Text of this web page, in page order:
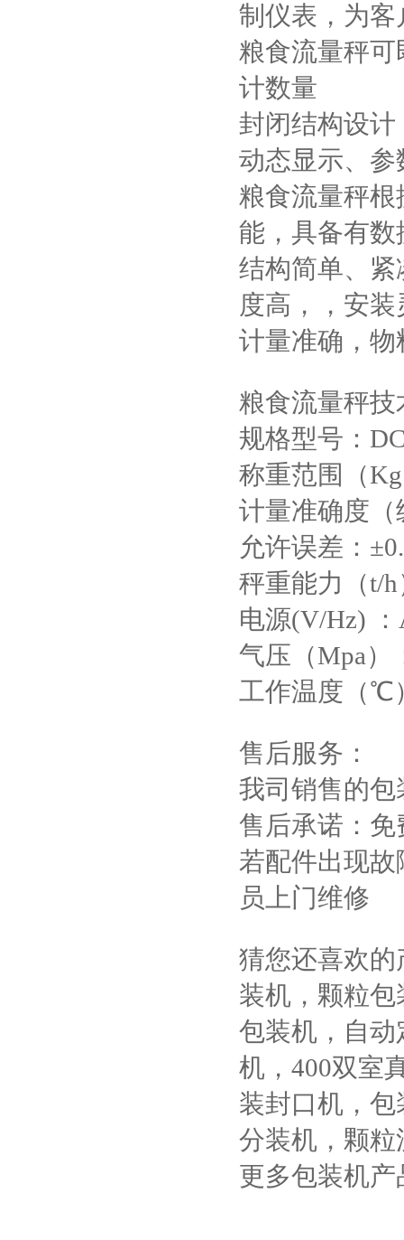
制仪表，为
粮食流量秤
计数量
封闭结构设
动态显示、
粮食流量秤
能，具备有
结构简单、
度高，，安
计量准确，
粮食流量秤
规格型号：
称重范围（
计量准确度（
允许误差：
秤重能力（t/h
电源(V/Hz)
气压（Mpa）
工作温度（℃
售后服务：
我司销售的
售后承诺：
若配件出现
员上门维修
猜您还喜欢
装机，颗粒
包装机，自
机，400双室
装封口机，
分装机，颗粒
更多包装机产